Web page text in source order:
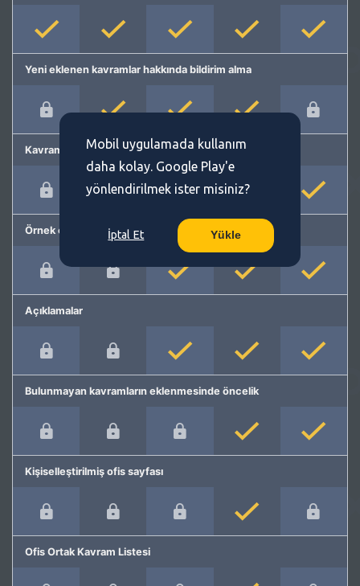
Yeni eklenen kavramlar hakkında bildirim alma
Kavram önerme
Örnek cümleler
Açıklamalar
Bulunmayan kavramların eklenmesinde öncelik
Kişiselleştirilmiş ofis sayfası
Ofis Ortak Kavram Listesi
Mobil uygulamada kullanım
daha kolay. Google Play'e
yönlendirilmek ister misiniz?
İptal Et Yükle